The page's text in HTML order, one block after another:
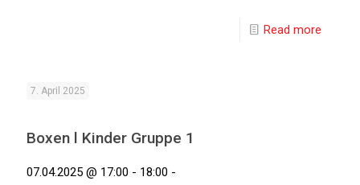
Read more
7. April 2025
Boxen l Kinder Gruppe 1
07.04.2025 @ 17:00 - 18:00 -